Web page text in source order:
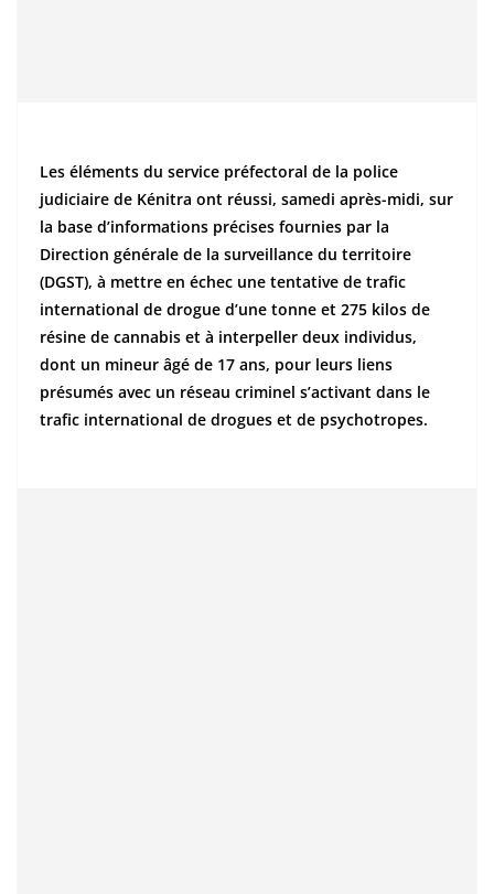
Les éléments du service préfectoral de la police
judiciaire de Kénitra ont réussi, samedi après-midi, sur
la base d’informations précises fournies par la
Direction générale de la surveillance du territoire
(DGST), à mettre en échec une tentative de trafic
international de drogue d’une tonne et 275 kilos de
résine de cannabis et à interpeller deux individus,
dont un mineur âgé de 17 ans, pour leurs liens
présumés avec un réseau criminel s’activant dans le
trafic international de drogues et de psychotropes.